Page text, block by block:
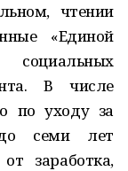
чтении
«Единой
В числе
по уходу за
семи лет
заработка,